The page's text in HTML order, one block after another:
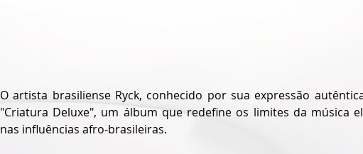
O artista brasiliense Ryck, conhecido por sua expressão
"Criatura Deluxe", um álbum que redefine os limites da música
nas influências afro-brasileiras.